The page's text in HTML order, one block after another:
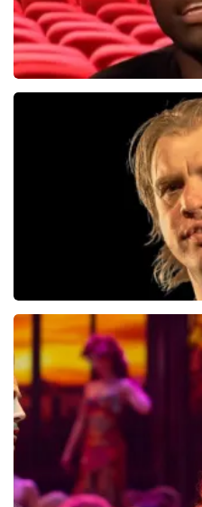
Jandino Asporaat
499+reviews
BEKIJKEN
Jan Jaap Van Der Wal
49
BEKIJKEN